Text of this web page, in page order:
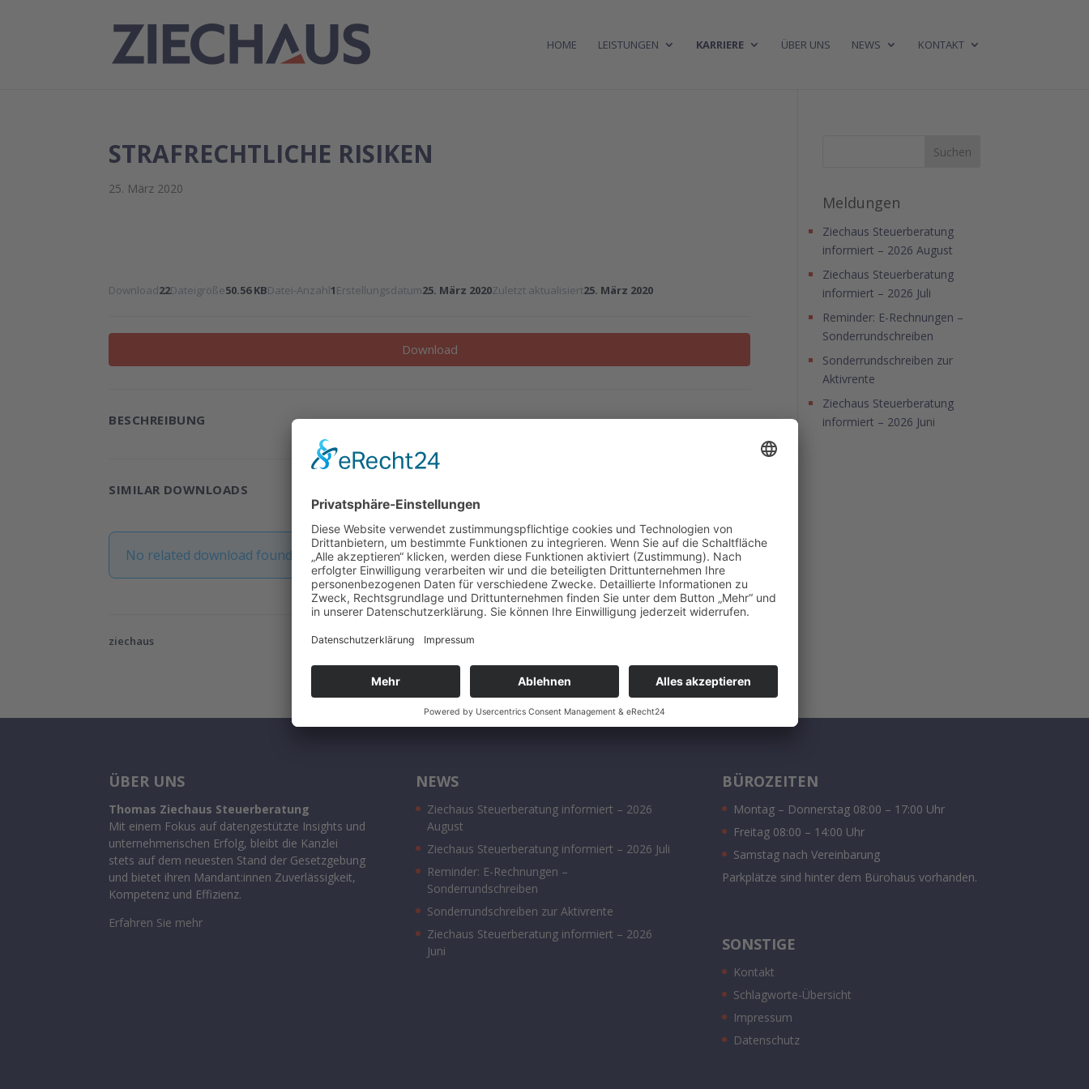
HOME LEISTUNGEN KARRIERE ÜBER UNS NEWS KONTAKT
STRAFRECHTLICHE RISIKEN
25. März 2020
Download22Dateigröße50.56 KBDatei-Anzahl1Erstellungsdatum25. März 2020Zuletzt aktualisiert25. März 2020
Download
BESCHREIBUNG
SIMILAR DOWNLOADS
No related download found!
ziechaus
Meldungen
Ziechaus Steuerberatung
informiert – 2026 August
Ziechaus Steuerberatung
informiert – 2026 Juli
Reminder: E-Rechnungen –
Sonderrundschreiben
Sonderrundschreiben zur
Aktivrente
Ziechaus Steuerberatung
informiert – 2026 Juni
ÜBER UNS
Thomas Ziechaus Steuerberatung
Mit einem Fokus auf datengestützte Insights und
unternehmerischen Erfolg, bleibt die Kanzlei
stets auf dem neuesten Stand der Gesetzgebung
und bietet ihren Mandant:innen Zuverlässigkeit,
Kompetenz und Effizienz.
Erfahren Sie mehr
NEWS
Ziechaus Steuerberatung informiert – 2026
August
Ziechaus Steuerberatung informiert – 2026 Juli
Reminder: E-Rechnungen –
Sonderrundschreiben
Sonderrundschreiben zur Aktivrente
Ziechaus Steuerberatung informiert – 2026
Juni
BÜROZEITEN
Montag – Donnerstag 08:00 – 17:00 Uhr
Freitag 08:00 – 14:00 Uhr
Samstag nach Vereinbarung
Parkplätze sind hinter dem Bürohaus vorhanden.
SONSTIGE
Kontakt
Schlagworte-Übersicht
Impressum
Datenschutz